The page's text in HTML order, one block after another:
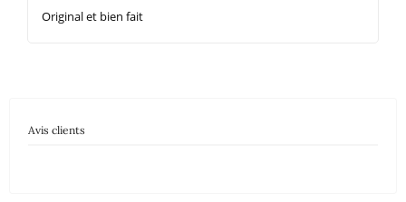
Original et bien fait
Avis clients